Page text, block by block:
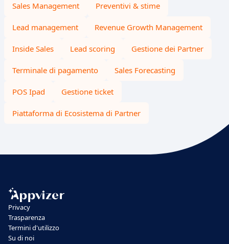
Sales Management Preventivi & stime
Lead management Revenue Growth Management
Inside Sales Lead scoring Gestione dei Partner
Terminale di pagamento Sales Forecasting
POS Ipad Gestione ticket
Piattaforma di Ecosistema di Partner
Privacy
Trasparenza
Termini d'utilizzo
Su di noi